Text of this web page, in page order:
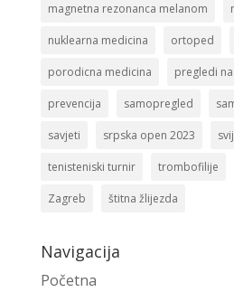
magnetna rezonanca melanom
nuklearna medicina ortoped
porodicna medicina pregledi
prevencija samopregled
savjeti srpska open 2023
tenisteniski turnir trombofilije
Zagreb štitna žlijezda
Navigacija
Početna